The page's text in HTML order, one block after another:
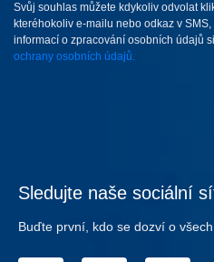
Svůj souhlas můžete kdykoliv odvolat
kteréhokoliv e-mailu nebo odkaz v
informací o zpracování osobních údajů
ochrany osobních údajů.
Sledujte naše sociální
Buďte první, kdo se dozví o všech